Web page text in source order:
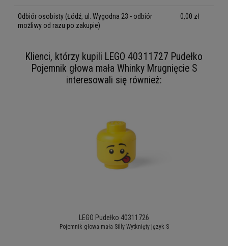
Odbiór osobisty (Łódź, ul. Wygodna 23 - odbiór
możliwy od razu po zakupie)
0,00 zł
Klienci, którzy kupili LEGO 40311727 Pudełko
Pojemnik głowa mała Whinky Mrugnięcie S
interesowali się również:
LEGO Pudełko 40311726
Pojemnik głowa mała Silly Wytknięty język S